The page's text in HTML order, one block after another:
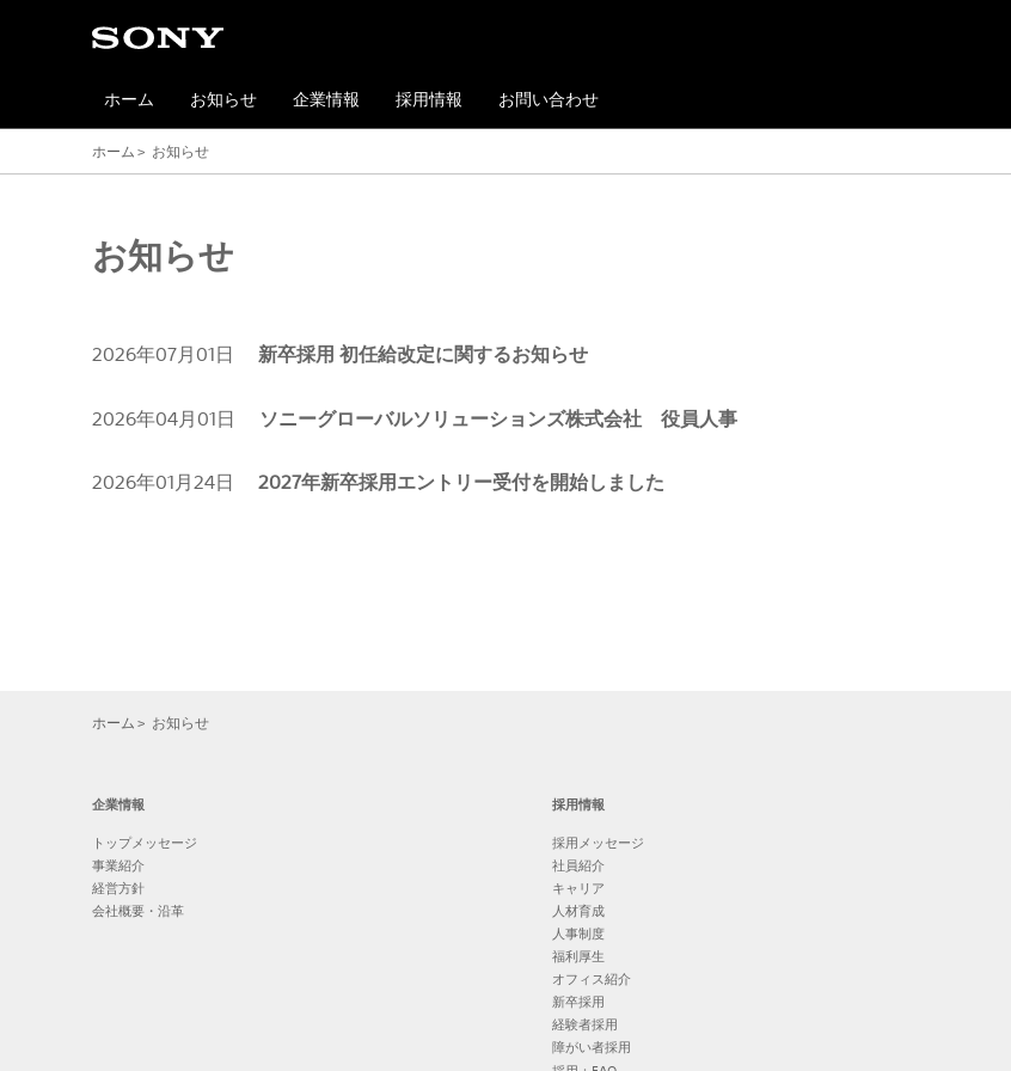
ホーム お知らせ 企業情報 採用情報 お問い合わせ
ホーム お知らせ
お知らせ
2026年07月01日 新卒採用 初任給改定に関するお知らせ
2026年04月01日 ソニーグローバルソリューションズ株式会社 役員人事
2026年01月24日 2027年新卒採用エントリー受付を開始しました
ホーム お知らせ
企業情報
トップメッセージ
事業紹介
経営方針
会社概要・沿革
採用情報
採用メッセージ
社員紹介
キャリア
人材育成
人事制度
福利厚生
オフィス紹介
新卒採用
経験者採用
障がい者採用